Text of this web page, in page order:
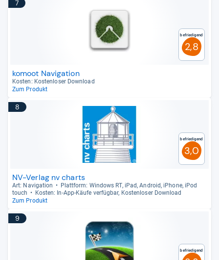
7
Befriedigend
2,8
komoot Navigation
Kos­ten: Kos­ten­lo­ser Dow­n­load
Zum Produkt
8
Befriedigend
3,0
NV-Verlag nv charts
Art: Navi­ga­tion
Platt­form: Win­dows RT, iPad, Android, iPhone, iPod
touch
Kos­ten: In-​App-​Käufe ver­füg­bar, Kos­ten­lo­ser Dow­n­load
Zum Produkt
9
Befriedigend